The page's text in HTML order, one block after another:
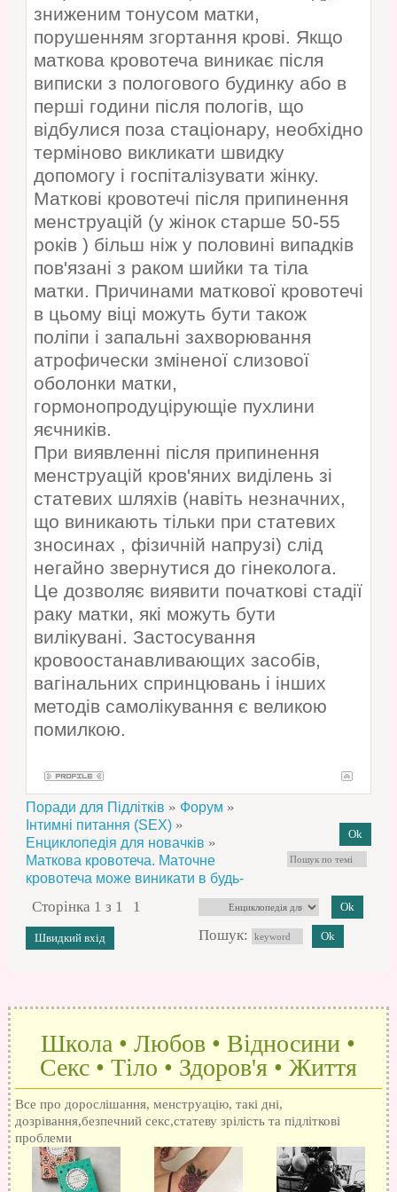
зниженим тонусом матки,
порушенням згортання крові. Якщо
маткова кровотеча виникає після
виписки з пологового будинку або в
перші години після пологів, що
відбулися поза стаціонару, необхідно
терміново викликати швидку
допомогу і госпіталізувати жінку.
Маткові кровотечі після припинення
менструацій (у жінок старше 50-55
років ) більш ніж у половині випадків
пов'язані з раком шийки та тіла
матки. Причинами маткової кровотечі
в цьому віці можуть бути також
поліпи і запальні захворювання
атрофически зміненої слизової
оболонки матки,
гормонопродуцірующіе пухлини
яєчників.
При виявленні після припинення
менструацій кров'яних виділень зі
статевих шляхів (навіть незначних,
що виникають тільки при статевих
зносинах , фізичній напрузі) слід
негайно звернутися до гінеколога.
Це дозволяє виявити початкові стадії
раку матки, які можуть бути
вилікувані. Застосування
кровоостанавливающих засобів,
вагінальних спринцювань і інших
методів самолікування є великою
помилкою.
Поради для Підлітків » Форум »
Інтимні питання (SEX) »
Енциклопедія для новачків »
Маткова кровотеча. Маточне
кровотеча може виникати в будь-
Сторінка 1 з 1
1
Пошук:
Школа • Любов • Відносини •
Секс • Тіло • Здоров'я • Життя
Все про дорослішання, менструацію, такі дні,
дозрівання,безпечний секс,статеву зрілість та підліткові
проблеми